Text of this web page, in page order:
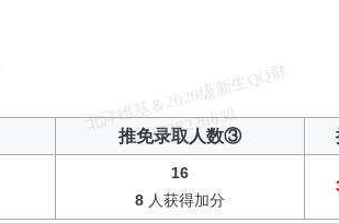
推免录取人数③
16
8 人获得加分
北
洋
维
基
＆
2
0
2
6
级
新
生
Q
Q
群
1
0
2
8
2
2
6
8
3
8